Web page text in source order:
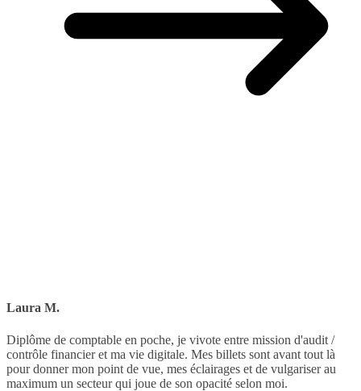
Laura M.
Diplôme de comptable en poche, je vivote entre mission d'audit /
contrôle financier et ma vie digitale. Mes billets sont avant tout là
pour donner mon point de vue, mes éclairages et de vulgariser au
maximum un secteur qui joue de son opacité selon moi.